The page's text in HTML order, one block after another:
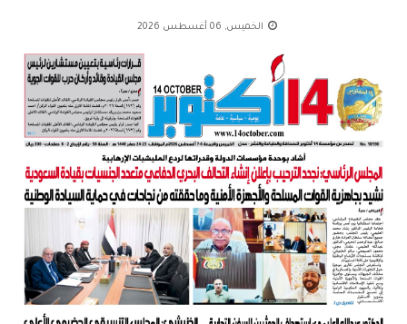
الخميس, 06 أغسطس 2026